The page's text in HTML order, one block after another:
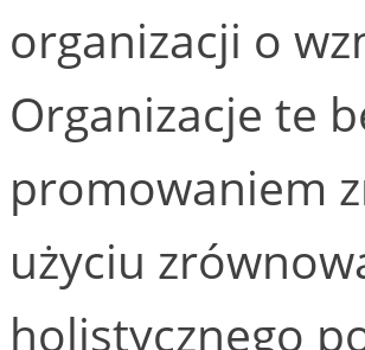
organizacji o
Organizacje te
promowaniem
użyciu
holistycznego